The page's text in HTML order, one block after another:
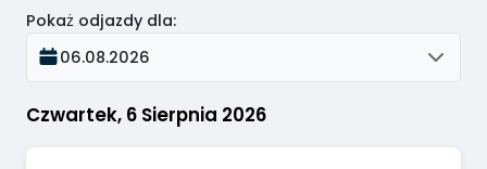
Czwartek, 6 Sierpnia 2026
Pokaż odjazdy dla:
06.08.2026